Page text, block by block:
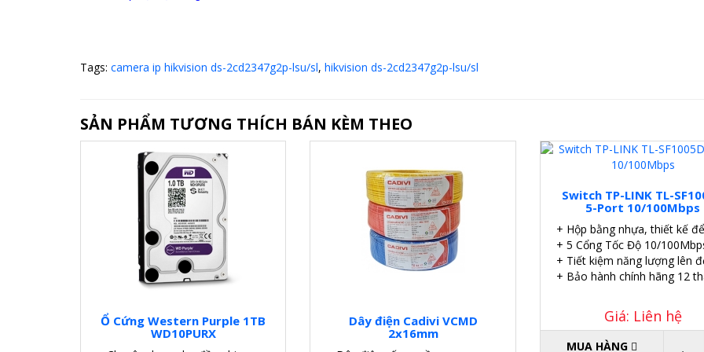
Tags: camera ip hikvision ds-2cd2347g2p-lsu/sl, hikvision ds-2cd2347g2p-lsu/sl
SẢN PHẨM TƯƠNG THÍCH BÁN KÈM THEO
Ổ Cứng Western Purple 1TB
WD10PURX
Dây điện Cadivi VCMD
2x16mm
Switch TP-LINK TL-
5-Port 10/100Mbps
+ Hộp bằng nhựa, thiết kế
+ 5 Cổng Tốc Độ 10/
+ Tiết kiệm năng lượng lên
+ Bảo hành chính hãng 12
Giá: Liên hệ
MUA HÀNG